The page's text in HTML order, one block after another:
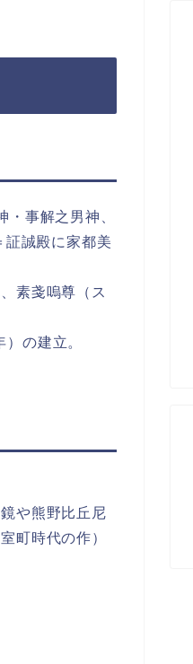
事解之男神、
誠殿に家都美
素戔嗚尊（ス
の建立。
や熊野比丘尼
町時代の作）